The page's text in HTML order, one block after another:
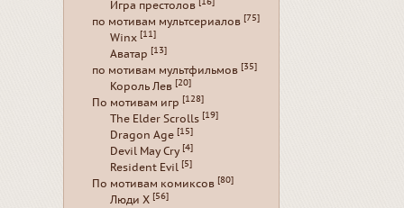
Игра престолов [16]
по мотивам мультсериалов [75]
Winx [11]
Аватар [13]
по мотивам мультфильмов [35]
Король Лев [20]
По мотивам игр [128]
The Elder Scrolls [19]
Dragon Age [15]
Devil May Cry [4]
Resident Evil [5]
По мотивам комиксов [80]
Люди Х [56]